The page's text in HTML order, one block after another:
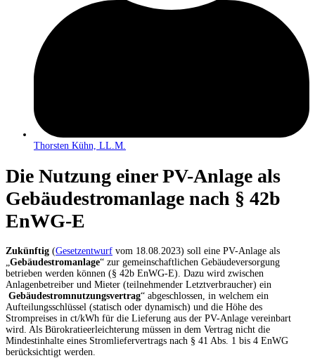
Thorsten Kühn, LL.M.
Die Nutzung einer PV-Anlage als
Gebäudestromanlage nach § 42b
EnWG-E
Zukünftig (Gesetzentwurf vom 18.08.2023) soll eine PV-Anlage als
Gebäudestromanlage“ zur gemeinschaftlichen Gebäudeversorgung
betrieben werden können (§ 42b EnWG-E). Dazu wird zwischen
Anlagenbetreiber und Mieter (teilnehmender Letztverbraucher) ein
Gebäudestromnutzungsvertrag“ abgeschlossen, in welchem ein
Aufteilungsschlüssel (statisch oder dynamisch) und die Höhe des
Strompreises in ct/kWh für die Lieferung aus der PV-Anlage vereinbart
wird. Als Bürokratieerleichterung müssen in dem Vertrag nicht die
Mindestinhalte eines Stromliefervertrags nach § 41 Abs. 1 bis 4 EnWG
berücksichtigt werden.